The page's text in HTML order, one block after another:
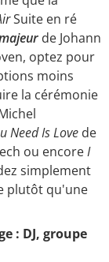
Suite en ré
de Johann
optez pour
moins
la cérémonie
Need Is Love de
ou encoreI
simplement
plutôt qu'une
: DJ, groupe